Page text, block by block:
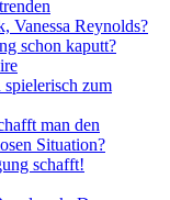
Vanessa Reynolds?
schon kaputt?
zum
man den
Situation?
schafft!